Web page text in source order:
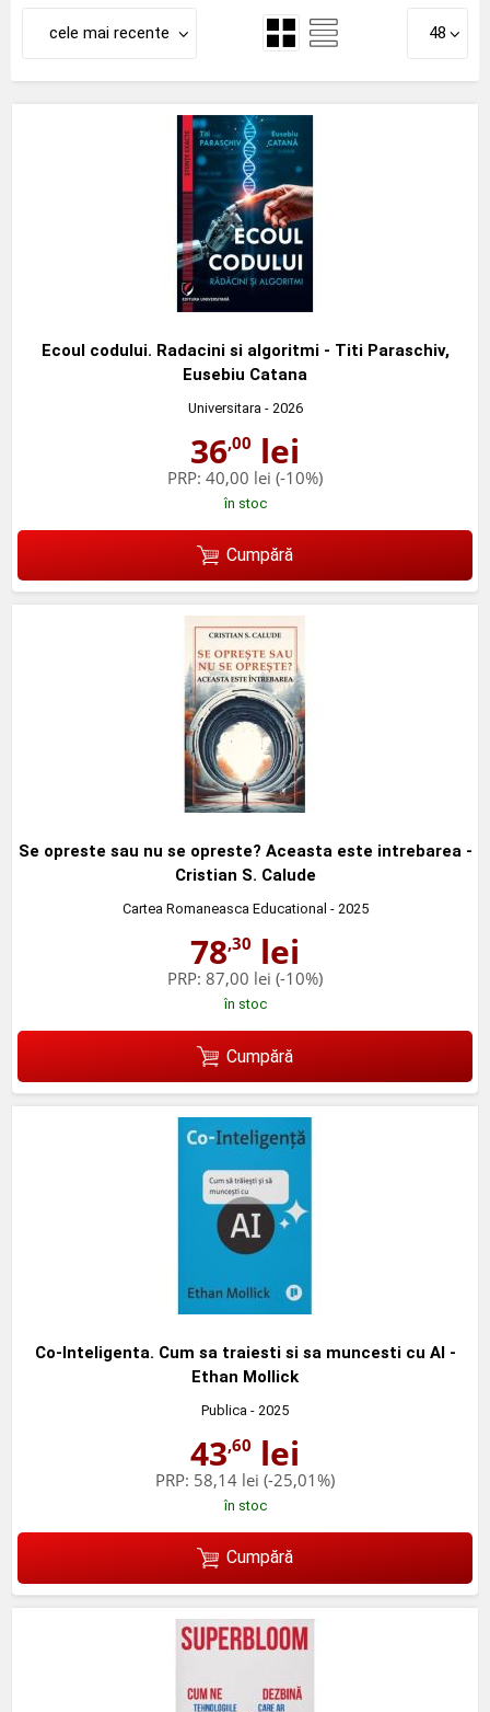
cele mai recente 48
Ecoul codului. Radacini si algoritmi - Titi Paraschiv,
Eusebiu Catana
Universitara - 2026
36,00 lei
PRP: 40,00 lei (-10%)
în stoc
Cumpără
Se opreste sau nu se opreste? Aceasta este intrebarea -
Cristian S. Calude
Cartea Romaneasca Educational - 2025
78,30 lei
PRP: 87,00 lei (-10%)
în stoc
Cumpără
Co-Inteligenta. Cum sa traiesti si sa muncesti cu AI -
Ethan Mollick
Publica - 2025
43,60 lei
PRP: 58,14 lei (-25,01%)
în stoc
Cumpără